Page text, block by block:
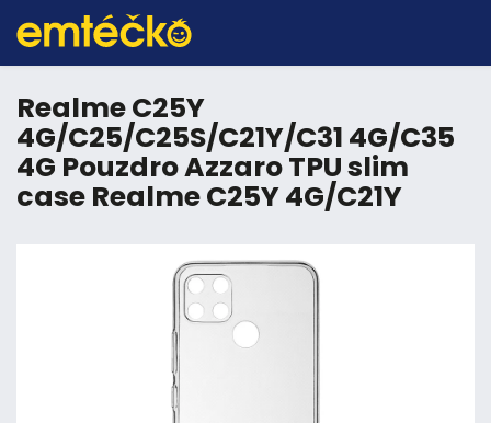
Realme C25Y
4G/C25/C25S/C21Y/C31 4G/C35
4G Pouzdro Azzaro TPU slim
case Realme C25Y 4G/C21Y